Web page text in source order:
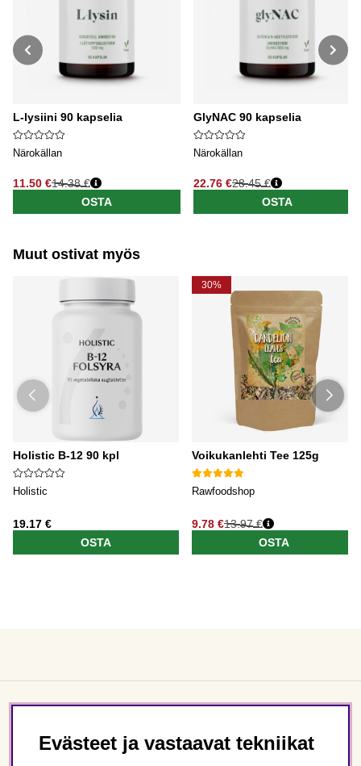
L-lysiini 90 kapselia
Närokällan
11.50 €
Normaali hinta
14.38 €
OSTA
GlyNAC 90 kapselia
Närokällan
22.76 €
Normaali hinta
28.45 €
OSTA
Muut ostivat myös
Holistic B-12 90 kpl
Holistic
19.17 €
OSTA
30%
Voikukanlehti Tee 125g
Rawfoodshop
9.78 €13.97 €
OSTA
Evästeet ja vastaavat tekniikat